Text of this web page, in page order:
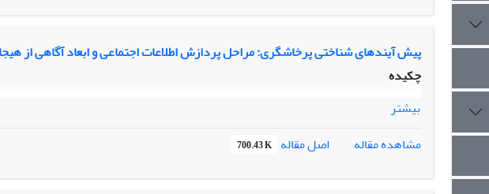
پیش آیندهای شناختی پرخاشگری: مراحل پردازش اطلاعات اجتماعی و ابعاد آگاهی از
چکیده
بیشتر
مشاهده مقاله
اصل مقاله 700.43 K